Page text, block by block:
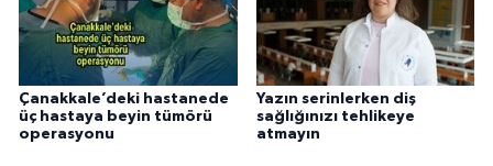
Çanakkale’deki hastanede
üç hastaya beyin tümörü
operasyonu
Yazın serinlerken diş
sağlığınızı tehlikeye
atmayın